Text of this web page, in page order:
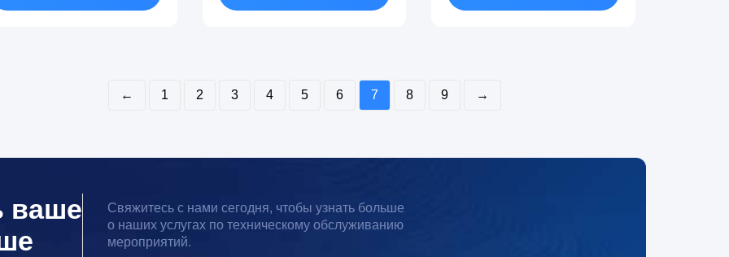
← 1 2 3 4 5 6 7 8 9 →
ваше
Свяжитесь с нами сегодня, чтобы узнать больше
о наших услугах по техническому обслуживанию
мероприятий.